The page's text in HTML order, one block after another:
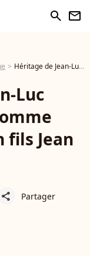
search newsletter
Héritage de Jean-Luc Delarue : cette somme incroyable dont son fils Jean a hérité
Luc
fils Jean
share Partager